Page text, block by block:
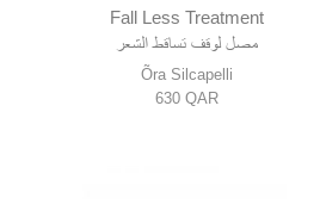
Fall Less Treatment
مصل لوقف تساقط الشعر
Õra Silcapelli
630 QAR